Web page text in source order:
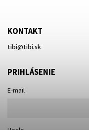
KONTAKT
tibi@tibi.sk
PRIHLÁSENIE
E-mail